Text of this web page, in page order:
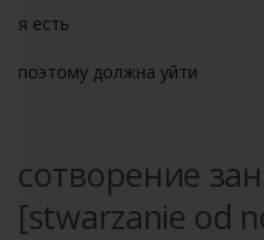
я есть
поэтому должна уйти
сотворение
[stwarzanie od